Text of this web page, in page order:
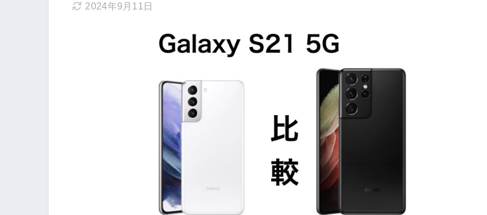
2024年9月11日